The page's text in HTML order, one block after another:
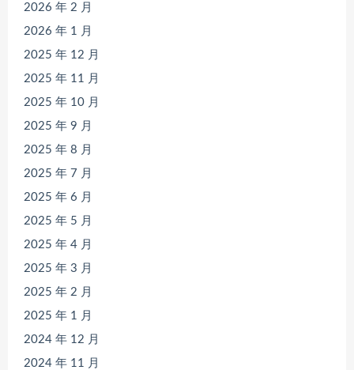
2026 年 2 月
2026 年 1 月
2025 年 12 月
2025 年 11 月
2025 年 10 月
2025 年 9 月
2025 年 8 月
2025 年 7 月
2025 年 6 月
2025 年 5 月
2025 年 4 月
2025 年 3 月
2025 年 2 月
2025 年 1 月
2024 年 12 月
2024 年 11 月